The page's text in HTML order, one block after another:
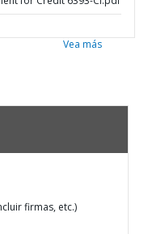
Vea más
firmas, etc.)